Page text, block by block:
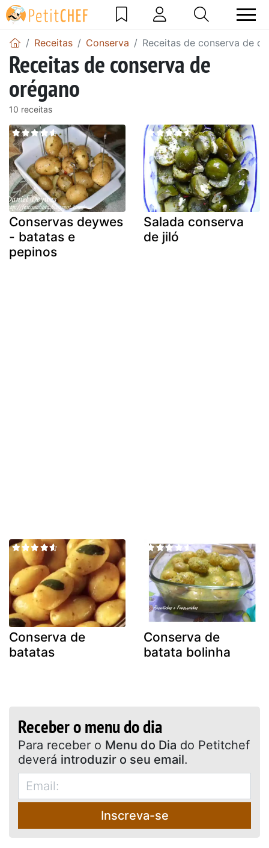
Receitas Conserva Receitas de conserva de
Receitas de conserva de
orégano
10 receitas
Conservas deywes
- batatas e
pepinos
Salada conserva
de jiló
Conserva de
batatas
Conserva de
batata bolinha
Receber o menu do dia
Para receber o Menu do Dia do Petitchef
deverá introduzir o seu email.
Inscreva-se